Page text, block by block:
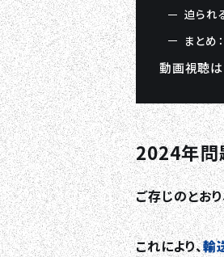
迫られ
まとめ：
動画視聴は
2024年問
ご存じのとお
これにより、輸